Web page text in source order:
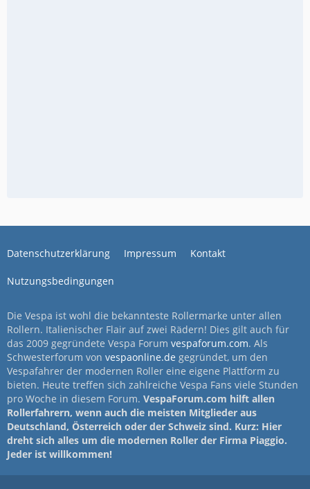
Datenschutzerklärung Impressum Kontakt
Nutzungsbedingungen
Die Vespa ist wohl die bekannteste Rollermarke unter allen
Rollern. Italienischer Flair auf zwei Rädern! Dies gilt auch für
das 2009 gegründete Vespa Forum vespaforum.com. Als
Schwesterforum von vespaonline.de gegründet, um den
Vespafahrer der modernen Roller eine eigene Plattform zu
bieten. Heute treffen sich zahlreiche Vespa Fans viele Stunden
pro Woche in diesem Forum. VespaForum.com hilft allen
Rollerfahrern, wenn auch die meisten Mitglieder aus
Deutschland, Österreich oder der Schweiz sind. Kurz: Hier
dreht sich alles um die modernen Roller der Firma Piaggio.
Jeder ist willkommen!